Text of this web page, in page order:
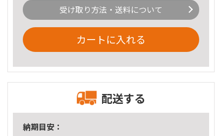
受け取り方法・送料について
カートに入れる
配送する
納期目安：